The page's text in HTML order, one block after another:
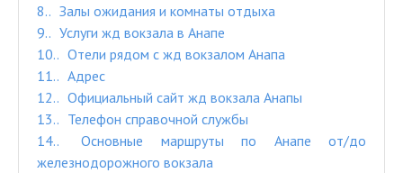
8.
Залы ожидания и комнаты отдыха
9.
Услуги жд вокзала в Анапе
10.
Отели рядом с жд вокзалом Анапа
11.
Адрес
12.
Официальный сайт жд вокзала Анапы
13.
Телефон справочной службы
14.
Основные маршруты по Анапе от/до
железнодорожного вокзала